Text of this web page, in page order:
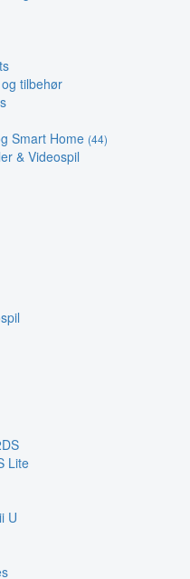
tilbehør
Smart Home (44)
& Videospil
Lite
U